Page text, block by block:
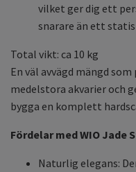
vilket ger dig ett
snarare än ett
Total vikt: ca 10 kg
En väl avvägd mängd
medelstora akvarier
bygga en komplett
Fördelar med WIO Jade
Naturlig elegans: